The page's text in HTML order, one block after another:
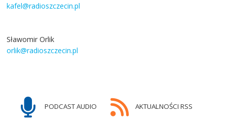
kafel@radioszczecin.pl
Sławomir Orlik
orlik@radioszczecin.pl
PODCAST AUDIO AKTUALNOŚCI RSS